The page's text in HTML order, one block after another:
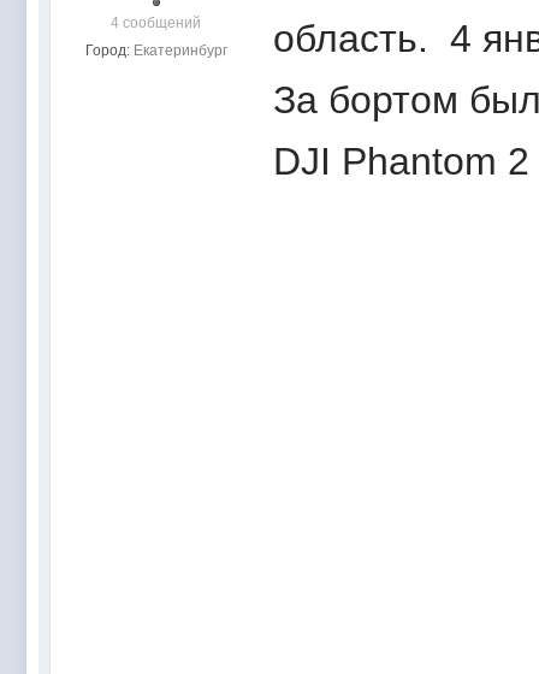
4 сообщений
Город: Екатеринбург
область. 4
За бортом
DJI Phantom